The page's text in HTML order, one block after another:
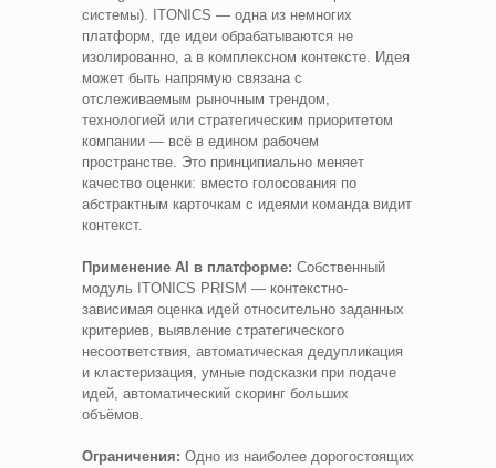
системы). ITONICS — одна из немногих
платформ, где идеи обрабатываются не
изолированно, а в комплексном контексте. Идея
может быть напрямую связана с
отслеживаемым рыночным трендом,
технологией или стратегическим приоритетом
компании — всё в едином рабочем
пространстве. Это принципиально меняет
качество оценки: вместо голосования по
абстрактным карточкам с идеями команда видит
контекст.
Применение AI в платформе: Собственный
модуль ITONICS PRISM — контекстно-
зависимая оценка идей относительно заданных
критериев, выявление стратегического
несоответствия, автоматическая дедупликация
и кластеризация, умные подсказки при подаче
идей, автоматический скоринг больших
объёмов.
Ограничения: Одно из наиболее дорогостоящих